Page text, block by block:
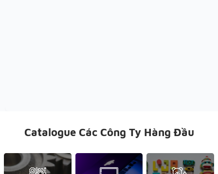
Catalogue Các Công Ty Hàng Đầu